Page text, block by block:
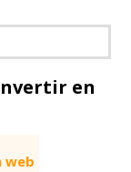
en
web